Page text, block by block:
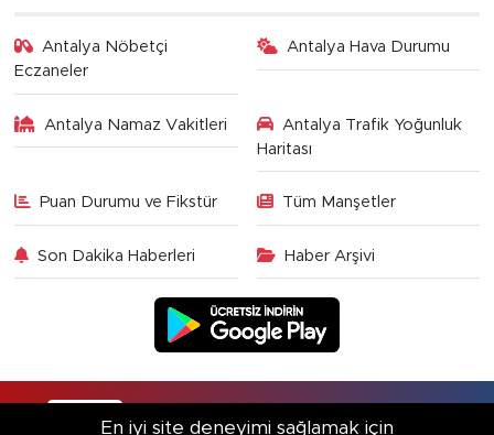
Antalya Nöbetçi
Eczaneler
Antalya Hava Durumu
Antalya Namaz Vakitleri
Antalya Trafik Yoğunluk
Haritası
Puan Durumu ve Fikstür Tüm Manşetler
Son Dakika Haberleri Haber Arşivi
En iyi site deneyimi sağlamak için